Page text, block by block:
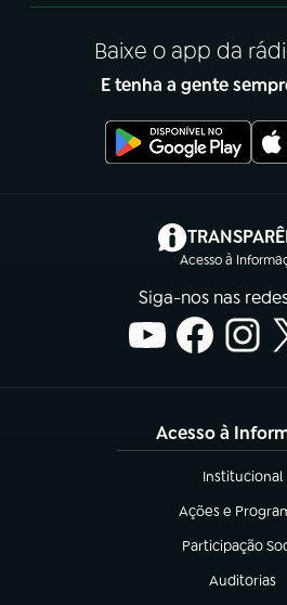
Baixe o app da
E tenha a gente
Acesso à
Siga-nos nas
Acesso à
Institucional
(abre em
Ações e
(abre em nova
Participação
(abre em nova
Auditorias
(abre em